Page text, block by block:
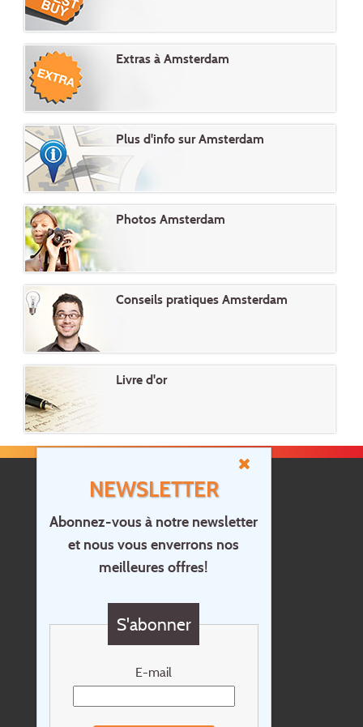
NEWSLETTER
Abonnez-vous à notre newsletter
et nous vous enverrons nos
meilleures offres!
S'abonner
E-mail
Extras à Amsterdam
Plus d'info sur Amsterdam
Photos Amsterdam
Conseils pratiques Amsterdam
Livre d'or
Accueil
Contact
Questions?
Newsletter